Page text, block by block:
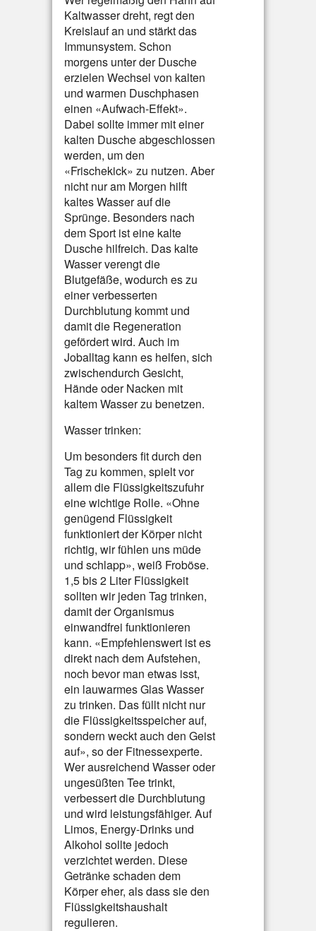
Kaltwasser dreht, regt den
Kreislauf an und stärkt das
Immunsystem. Schon
morgens unter der Dusche
erzielen Wechsel von kalten
und warmen Duschphasen
einen «Aufwach-Effekt».
Dabei sollte immer mit einer
kalten Dusche abgeschlossen
werden, um den
«Frischekick» zu nutzen. Aber
nicht nur am Morgen hilft
kaltes Wasser auf die
Sprünge. Besonders nach
dem Sport ist eine kalte
Dusche hilfreich. Das kalte
Wasser verengt die
Blutgefäße, wodurch es zu
einer verbesserten
Durchblutung kommt und
damit die Regeneration
gefördert wird. Auch im
Joballtag kann es helfen, sich
zwischendurch Gesicht,
Hände oder Nacken mit
kaltem Wasser zu benetzen.
Wasser trinken:
Um besonders fit durch den
Tag zu kommen, spielt vor
allem die Flüssigkeitszufuhr
eine wichtige Rolle. «Ohne
genügend Flüssigkeit
funktioniert der Körper nicht
richtig, wir fühlen uns müde
und schlapp», weiß Froböse.
1,5 bis 2 Liter Flüssigkeit
sollten wir jeden Tag trinken,
damit der Organismus
einwandfrei funktionieren
kann. «Empfehlenswert ist es
direkt nach dem Aufstehen,
noch bevor man etwas isst,
ein lauwarmes Glas Wasser
zu trinken. Das füllt nicht nur
die Flüssigkeitsspeicher auf,
sondern weckt auch den Geist
auf», so der Fitnessexperte.
Wer ausreichend Wasser oder
ungesüßten Tee trinkt,
verbessert die Durchblutung
und wird leistungsfähiger. Auf
Limos, Energy-Drinks und
Alkohol sollte jedoch
verzichtet werden. Diese
Getränke schaden dem
Körper eher, als dass sie den
Flüssigkeitshaushalt
regulieren.